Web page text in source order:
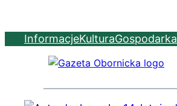
InformacjeKulturaGospodarka